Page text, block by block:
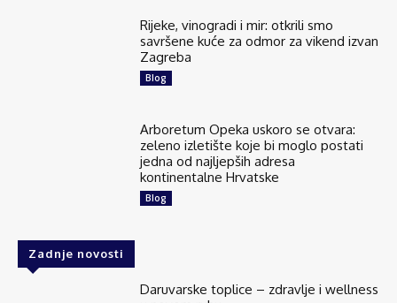
Rijeke, vinogradi i mir: otkrili smo
savršene kuće za odmor za vikend izvan
Zagreba
Blog
Arboretum Opeka uskoro se otvara:
zeleno izletište koje bi moglo postati
jedna od najljepših adresa
kontinentalne Hrvatske
Blog
Zadnje novosti
Daruvarske toplice – zdravlje i wellness